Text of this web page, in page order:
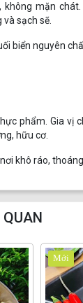
không mặn
sạch sẽ.
biển nguyên
phẩm. Gia vị
hữu cơ.
khô ráo,
Mới